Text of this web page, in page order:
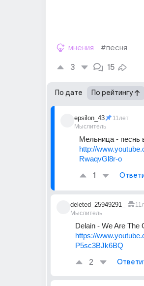
мнения #песня
3 15
По дате По рейтингу
epsilon_43
Мыслитель
11лет
Мельница - песнь
http://
RwaqvGl8r-o
1
deleted_25949291_
Мыслитель
Delain - We Are The
https://
P5sc3BJk6BQ
2